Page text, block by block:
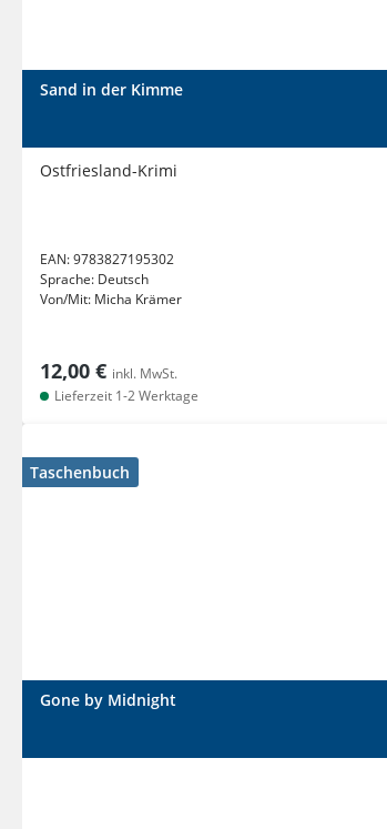
Sand in der Kimme
Ostfriesland-Krimi
EAN:9783827195302
Sprache: Deutsch
Von/Mit: Micha Krämer
12,00 € inkl. MwSt.
Lieferzeit 1-2 Werktage
Taschenbuch
Gone by Midnight